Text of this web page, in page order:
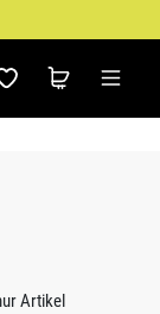
Artikel